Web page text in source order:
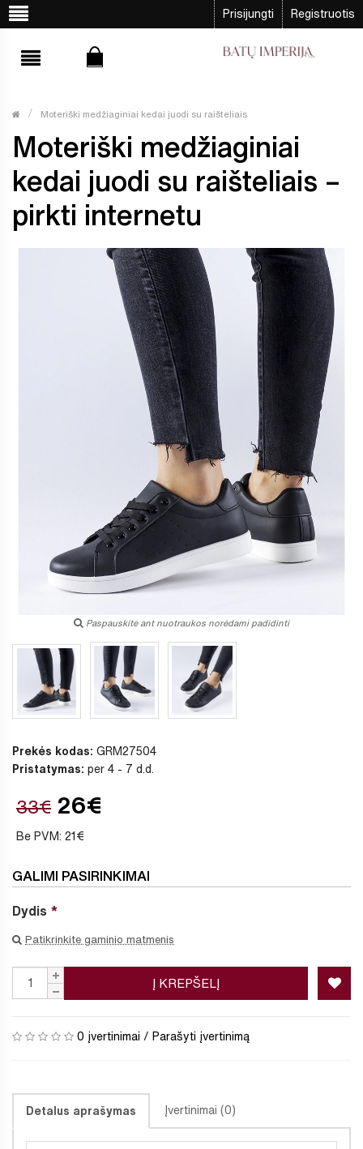
Prisijungti Registruotis
Moteriški medžiaginiai kedai juodi su raišteliais
Moteriški medžiaginiai
kedai juodi su raišteliais –
pirkti internetu
Paspauskite ant nuotraukos norėdami padidinti
Prekės kodas: GRM27504
Pristatymas: per 4 - 7 d.d.
33€ 26€
Be PVM: 21€
GALIMI PASIRINKIMAI
Dydis
Patikrinkite gaminio matmenis
Į KREPŠELĮ
0 įvertinimai / Parašyti įvertinimą
Detalus aprašymas Įvertinimai (0)